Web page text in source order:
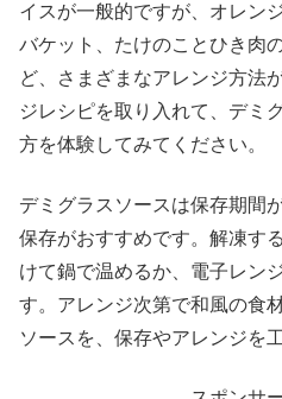
イスが一般的ですが、オレン
バケット、たけのことひき肉
ど、さまざまなアレンジ方法
ジレシピを取り入れて、デミ
方を体験してみてください。
デミグラスソースは保存期間
保存がおすすめです。解凍す
けて鍋で温めるか、電子レン
す。アレンジ次第で和風の食
ソースを、保存やアレンジを